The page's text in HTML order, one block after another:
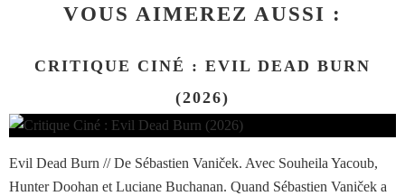
VOUS AIMEREZ AUSSI :
CRITIQUE CINÉ : EVIL DEAD BURN
(2026)
Evil Dead Burn // De Sébastien Vaniček. Avec Souheila Yacoub,
Hunter Doohan et Luciane Buchanan. Quand Sébastien Vaniček a